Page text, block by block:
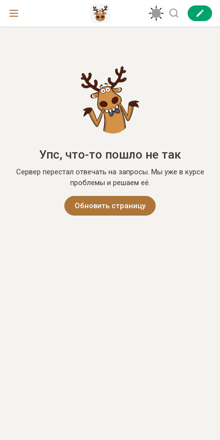
Упс, что-то пошло не так
Сервер перестал отвечать на запросы. Мы уже в курсе
проблемы и решаем её.
Обновить страницу